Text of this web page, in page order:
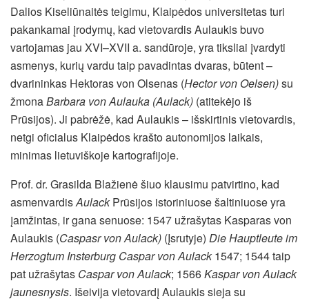
Dalios Kiseliūnaitės teigimu, Klaipėdos universitetas turi
pakankamai įrodymų, kad vietovardis Aulaukis buvo
vartojamas jau XVI–XVII a. sandūroje, yra tiksliai įvardyti
asmenys, kurių vardu taip pavadintas dvaras, būtent –
dvarininkas Hektoras von Olsenas (Hector von Oelsen)su
žmonaBarbara von Aulauka (Aulack) (atitekėjo iš
Prūsijos). Ji pabrėžė, kad Aulaukis – išskirtinis vietovardis,
netgi oficialus Klaipėdos krašto autonomijos laikais,
minimas lietuviškoje kartografijoje.
Prof. dr. Grasilda Blažienė šiuo klausimu patvirtino, kad
asmenvardisAulackPrūsijos istoriniuose šaltiniuose yra
įamžintas, ir gana senuose: 1547 užrašytas Kasparas von
Aulaukis (Caspasr von Aulack) (Įsrutyje) Die Hauptleute im
Herzogtum Insterburg Caspar von Aulack1547; 1544 taip
pat užrašytas Caspar von Aulack; 1566Kaspar von Aulack
jaunesnysis. Išeivija vietovardį Aulaukis sieja su